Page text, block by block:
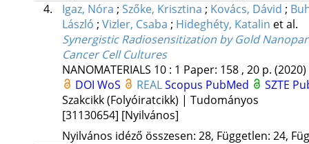
4.
Igaz, Nóra ; Szőke, Krisztina ; Kovács, Dávid ;
László ; Vizler, Csaba ; Hideghéty, Katalin et al.
Synergistic Radiosensitization by Gold
Cancer Cell Cultures
NANOMATERIALS 10: 1 Paper: 158 , 20 p. (2020)
DOI WoS REALScopus PubMed
SZTE
Szakcikk (Folyóiratcikk) | Tudományos
[31130654] [Nyilvános]
Nyilvános idéző összesen: 28, Független: 24,